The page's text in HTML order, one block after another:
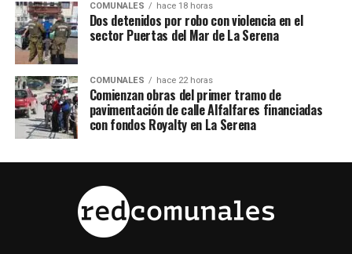
COMUNALES hace 18 horas
Dos detenidos por robo con violencia en el
sector Puertas del Mar de La Serena
COMUNALES hace 22 horas
Comienzan obras del primer tramo de
pavimentación de calle Alfalfares financiadas
con fondos Royalty en La Serena